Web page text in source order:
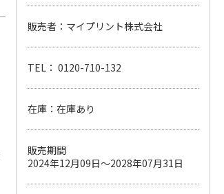
販売者：マイプリント株式会社
TEL： 0120-710-132
在庫：在庫あり
販売期間
2024年12月09日～2028年07月31日